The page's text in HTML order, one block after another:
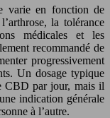
varie en fonction de
la tolérance
médicales et les
recommandé de
progressivement
Un dosage typique
CBD par jour, mais il
indication générale
à l’autre.